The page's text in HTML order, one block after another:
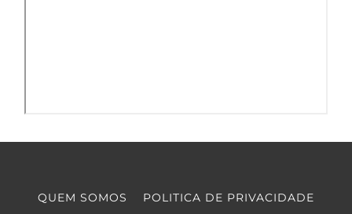
QUEM SOMOS POLITICA DE PRIVACIDADE